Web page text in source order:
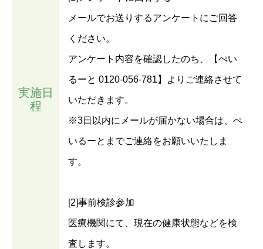
実施日
程
メールでお送りするアンケートにご回答
ください。
アンケート内容を確認したのち、【ぺい
るーと 0120-056-781】よりご連絡させて
いただきます。
※3日以内にメールが届かない場合は、ぺ
いるーとまでご連絡をお願いいたしま
す。
[2]事前検診参加
医療機関にて、現在の健康状態などを検
査します。